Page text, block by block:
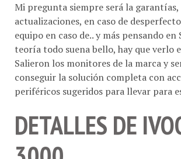
actualizaciones, en caso de desperfecto,
equipo en caso de.. y más pensando
teoría todo suena bello, hay que verlo
Salieron los monitores de la marca y
conseguir la solución completa con
periféricos sugeridos para llevar para
DETALLES DE
3000